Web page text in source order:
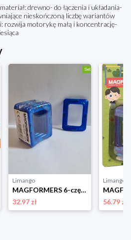
drewno- do łączenia i układania-
nieskończoną liczbę wariantów
rozwija motorykę małą i koncentrację-
Limango
MAGFORMERS 6-częściowy zestaw akcesoriów - 3+ rozmiar: onesize
32.97 zł
Limango
56.79 zł